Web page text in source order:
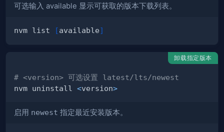
可选输入 available 显示可获取的版本下载列表。
nvm list [available]
卸载指定版本
# <version> 可选设置 latest/lts/newest
nvm uninstall <version>
启用 newest 指定最近安装版本。